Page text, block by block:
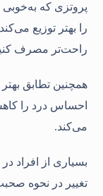
پروتزی که
را بهتر توزیع
راحت‌تر مصرف
همچنین تطابق بهتر
احساس درد را
می‌کند.
بسیاری از افراد
تغییر در نحوه